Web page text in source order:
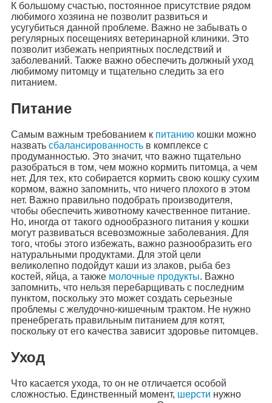
К большому счастью, постоянное присутствие рядом
любимого хозяина не позволит развиться и
усугубиться данной проблеме. Важно не забывать о
регулярных посещениях ветеринарной клиники. Это
позволит избежать неприятных последствий и
заболеваний. Также важно обеспечить должный уход
любимому питомцу и тщательно следить за его
питанием.
Питание
Самым важным требованием к питанию кошки можно
назвать сбалансированность в комплексе с
продуманностью. Это значит, что важно тщательно
разобраться в том, чем можно кормить питомца, а чем
нет. Для тех, кто собирается кормить свою кошку сухим
кормом, важно запомнить, что ничего плохого в этом
нет. Важно правильно подобрать производителя,
чтобы обеспечить животному качественное питание.
Но, иногда от такого однообразного питания у кошки
могут развиваться всевозможные заболевания. Для
того, чтобы этого избежать, важно разнообразить его
натуральными продуктами. Для этой цели
великолепно подойдут каши из злаков, рыба без
костей, яйца, а также молочные продукты. Важно
запомнить, что нельзя перебарщивать с последним
пунктом, поскольку это может создать серьезные
проблемы с желудочно-кишечным трактом. Не нужно
пренебрегать правильным питанием для котят,
поскольку от его качества зависит здоровье питомцев.
Уход
Что касается ухода, то он не отличается особой
сложностью. Единственный момент, шерсти нужно